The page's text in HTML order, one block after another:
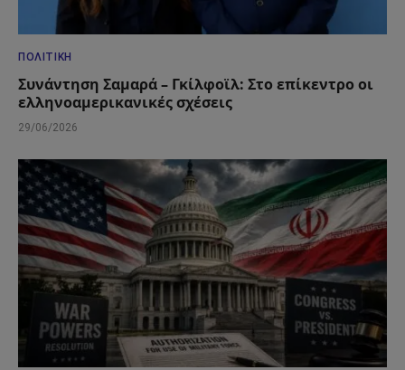
ΠΟΛΙΤΙΚΉ
Συνάντηση Σαμαρά – Γκίλφοϊλ: Στο επίκεντρο οι
ελληνοαμερικανικές σχέσεις
29/06/2026